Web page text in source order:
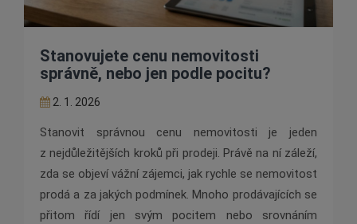
Stanovujete cenu nemovitosti
správně, nebo jen podle pocitu?
2. 1. 2026
Stanovit správnou cenu nemovitosti je jeden
z nejdůležitějších kroků při prodeji. Právě na ní záleží,
zda se objeví vážní zájemci, jak rychle se nemovitost
prodá a za jakých podmínek. Mnoho prodávajících se
přitom řídí jen svým pocitem nebo srovnáním